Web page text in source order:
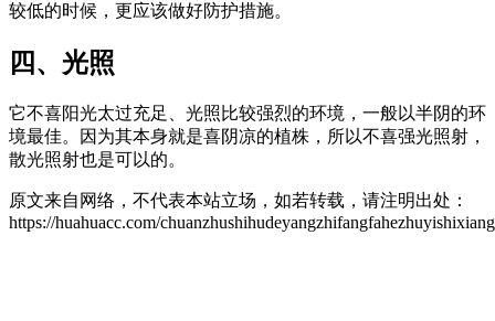
较低的时候，更应该做好防护措施。
四、光照
它不喜阳光太过充足、光照比较强烈的环境，一般以半阴的环
境最佳。因为其本身就是喜阴凉的植株，所以不喜强光照射，
散光照射也是可以的。
原文来自网络，不代表本站立场，如若转载，请注明出处：
https://huahuacc.com/